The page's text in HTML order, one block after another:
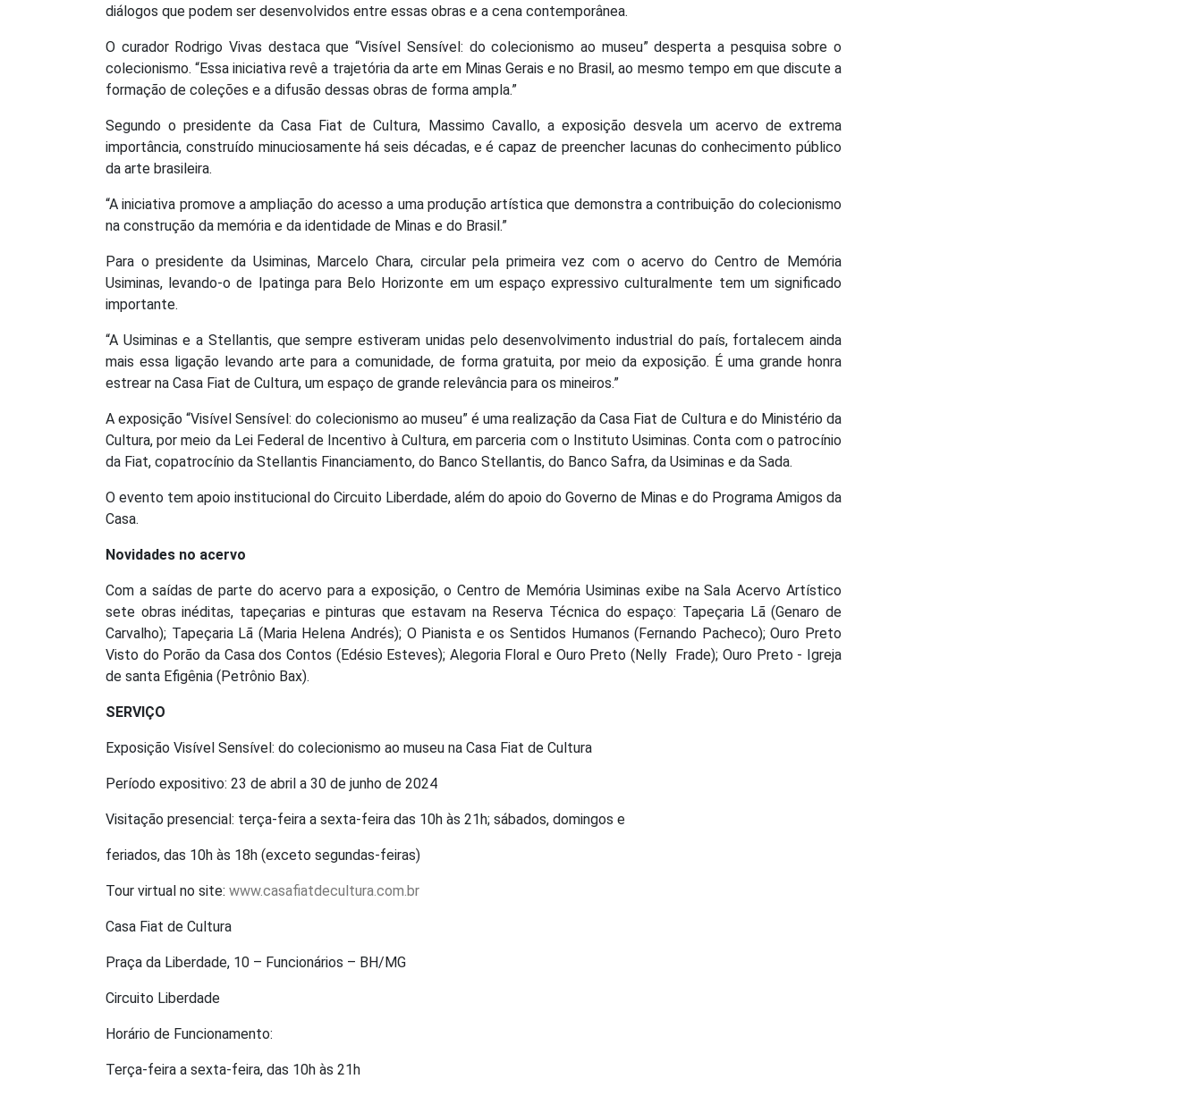
diálogos que podem ser desenvolvidos entre essas obras e a cena contemporânea.
O curador Rodrigo Vivas destaca que “Visível Sensível: do colecionismo ao museu” desperta a pesquisa sobre o
colecionismo. “Essa iniciativa revê a trajetória da arte em Minas Gerais e no Brasil, ao mesmo tempo em que discute a
formação de coleções e a difusão dessas obras de forma ampla.”
Segundo o presidente da Casa Fiat de Cultura, Massimo Cavallo, a exposição desvela um acervo de extrema
importância, construído minuciosamente há seis décadas, e é capaz de preencher lacunas do conhecimento público
da arte brasileira.
“A iniciativa promove a ampliação do acesso a uma produção artística que demonstra a contribuição do colecionismo
na construção da memória e da identidade de Minas e do Brasil.”
Para o presidente da Usiminas, Marcelo Chara, circular pela primeira vez com o acervo do Centro de Memória
Usiminas, levando-o de Ipatinga para Belo Horizonte em um espaço expressivo culturalmente tem um significado
importante.
“A Usiminas e a Stellantis, que sempre estiveram unidas pelo desenvolvimento industrial do país, fortalecem ainda
mais essa ligação levando arte para a comunidade, de forma gratuita, por meio da exposição. É uma grande honra
estrear na Casa Fiat de Cultura, um espaço de grande relevância para os mineiros.”
A exposição “Visível Sensível: do colecionismo ao museu” é uma realização da Casa Fiat de Cultura e do Ministério da
Cultura, por meio da Lei Federal de Incentivo à Cultura, em parceria com o Instituto Usiminas. Conta com o patrocínio
da Fiat, copatrocínio da Stellantis Financiamento, do Banco Stellantis, do Banco Safra, da Usiminas e da Sada.
O evento tem apoio institucional do Circuito Liberdade, além do apoio do Governo de Minas e do Programa Amigos da
Casa.
Novidades no acervo
Com a saídas de parte do acervo para a exposição, o Centro de Memória Usiminas exibe na Sala Acervo Artístico
sete obras inéditas, tapeçarias e pinturas que estavam na Reserva Técnica do espaço: Tapeçaria Lã (Genaro de
Carvalho); Tapeçaria Lã (Maria Helena Andrés); O Pianista e os Sentidos Humanos (Fernando Pacheco); Ouro Preto
Visto do Porão da Casa dos Contos (Edésio Esteves); Alegoria Floral e Ouro Preto (Nelly Frade); Ouro Preto - Igreja
de santa Efigênia (Petrônio Bax).
SERVIÇO
Exposição Visível Sensível: do colecionismo ao museu na Casa Fiat de Cultura
Período expositivo: 23 de abril a 30 de junho de 2024
Visitação presencial: terça-feira a sexta-feira das 10h às 21h; sábados, domingos e
feriados, das 10h às 18h (exceto segundas-feiras)
Tour virtual no site: www.casafiatdecultura.com.br
Casa Fiat de Cultura
Praça da Liberdade, 10 – Funcionários – BH/MG
Circuito Liberdade
Horário de Funcionamento:
Terça-feira a sexta-feira, das 10h às 21h